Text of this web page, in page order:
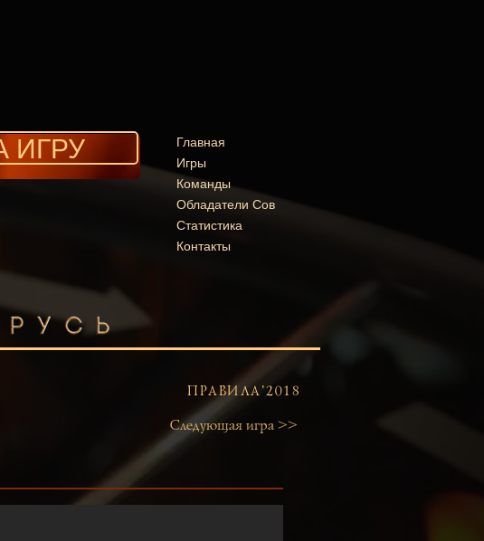
ИГРУ
Главная
Игры
Команды
Обладатели Сов
Статистика
Контакты
ПРАВИЛА'2018
Следующая игра >>